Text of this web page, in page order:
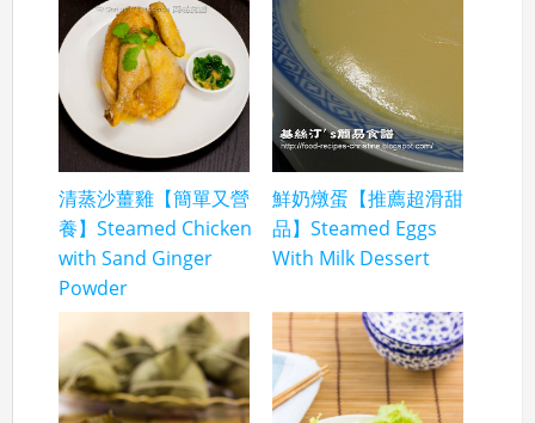
清蒸沙薑雞【簡單又營
養】Steamed Chicken
with Sand Ginger
Powder
鮮奶燉蛋【推薦超滑甜
品】Steamed Eggs
With Milk Dessert